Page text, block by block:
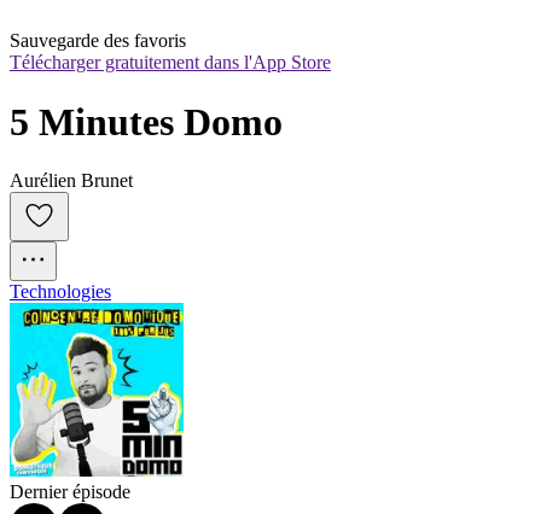
Sauvegarde des favoris
Télécharger gratuitement dans l'App Store
5 Minutes Domo
Aurélien Brunet
Technologies
Dernier épisode